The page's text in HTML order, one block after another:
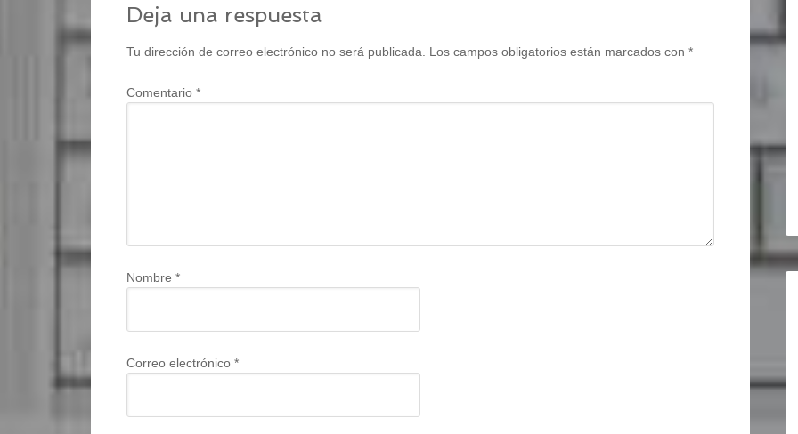
Deja una respuesta
Tu dirección de correo electrónico no será publicada. Los campos obligatorios están marcados con *
Comentario *
Nombre *
Correo electrónico *